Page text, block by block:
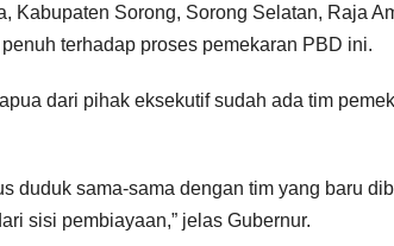
Kabupaten Sorong, Sorong Selatan, Raja
terhadap proses pemekaran PBD ini.
dari pihak eksekutif sudah ada tim
duduk sama-sama dengan tim yang baru
sisi pembiayaan,” jelas Gubernur.